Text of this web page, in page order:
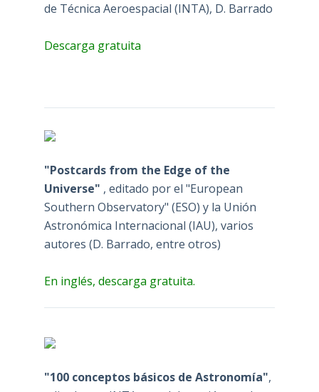
de Técnica Aeroespacial (INTA), D. Barrado
Descarga gratuita
"Postcards from the Edge of the
Universe" , editado por el "European
Southern Observatory" (ESO) y la Unión
Astronómica Internacional (IAU), varios
autores (D. Barrado, entre otros)
En inglés, descarga gratuita.
"100 conceptos básicos de Astronomía",